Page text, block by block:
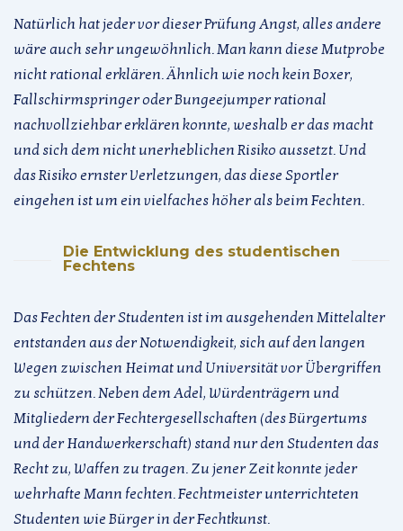
Natürlich hat jeder vor dieser Prüfung Angst, alles andere
wäre auch sehr ungewöhnlich. Man kann diese Mutprobe
nicht rational erklären. Ähnlich wie noch kein Boxer,
Fallschirmspringer oder Bungeejumper rational
nachvollziehbar erklären konnte, weshalb er das macht
und sich dem nicht unerheblichen Risiko aussetzt. Und
das Risiko ernster Verletzungen, das diese Sportler
eingehen ist um ein vielfaches höher als beim Fechten.
Die Entwicklung des studentischen
Fechtens
Das Fechten der Studenten ist im ausgehenden Mittelalter
entstanden aus der Notwendigkeit, sich auf den langen
Wegen zwischen Heimat und Universität vor Übergriffen
zu schützen. Neben dem Adel, Würdenträgern und
Mitgliedern der Fechtergesellschaften (des Bürgertums
und der Handwerkerschaft) stand nur den Studenten das
Recht zu, Waffen zu tragen. Zu jener Zeit konnte jeder
wehrhafte Mann fechten. Fechtmeister unterrichteten
Studenten wie Bürger in der Fechtkunst.